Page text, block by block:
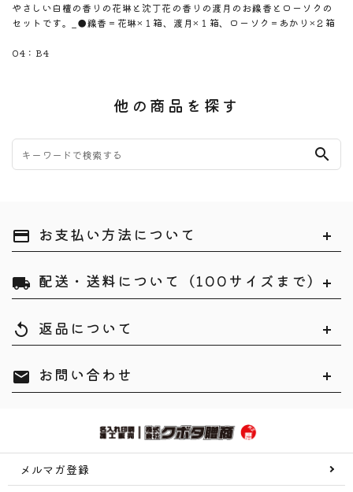
やさしい白檀の香りの花琳と沈丁花の香りの渡月のお線香とローソクの
セットです。_●線香＝花琳×１箱、渡月×１箱、ローソク＝あかり×２箱
04：B4
他の商品を探す
search
payment お支払い方法について
local_shipping 配送・送料について（100サイズまで）
replay 返品について
mail お問い合わせ
メルマガ登録